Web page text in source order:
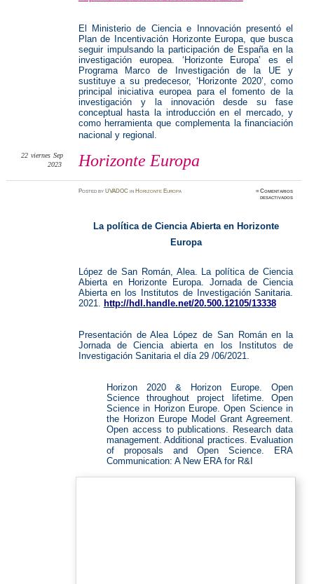
El Ministerio de Ciencia e Innovación presentó el
Plan de Incentivación Horizonte Europa, que busca
seguir impulsando la participación de España en la
investigación europea. ‘Horizonte Europa’ es el
Programa Marco de Investigación de la UE y
sustituye a su predecesor, ‘Horizonte 2020’, como
principal iniciativa europea para el fomento de la
investigación y la innovación desde su fase
conceptual hasta la introducción en el mercado, y
como herramienta que complementa la financiación
nacional y regional.
Horizonte Europa
22 viernes Sep
2023
PostedbyUVADOC in Horizonte Europa ≈Comentarios
desactivadosen
La política de Ciencia Abierta en Horizonte
Europa
López de San Román, Alea. La política de Ciencia
Abierta en Horizonte Europa. Jornada de Ciencia
Abierta en los Institutos de Investigación Sanitaria.
2021. http://hdl.handle.net/20.500.12105/13338
Presentación de Alea López de San Román en la
Jornada de Ciencia abierta en los Institutos de
Investigación Sanitaria el día 29 /06/2021.
Horizon 2020 & Horizon Europe. Open
Science throughout project lifetime. Open
Science in Horizon Europe. Open Science in
the Horizon Europe Model Grant Agreement.
Open access to publications. Research data
management. Additional practices. Evaluation
of proposals and Open Science. ERA
Communication: A New ERA for R&I